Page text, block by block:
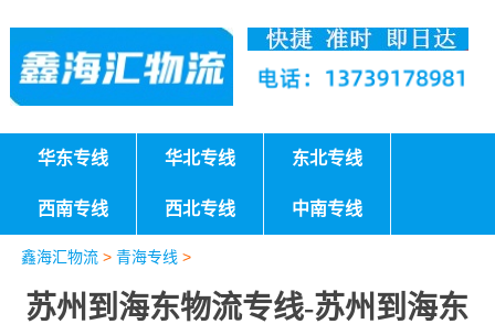
华东专线 华北专线 东北专线
西南专线 西北专线 中南专线
鑫海汇物流> 青海专线 >
苏州到海东物流专线-苏州到海东